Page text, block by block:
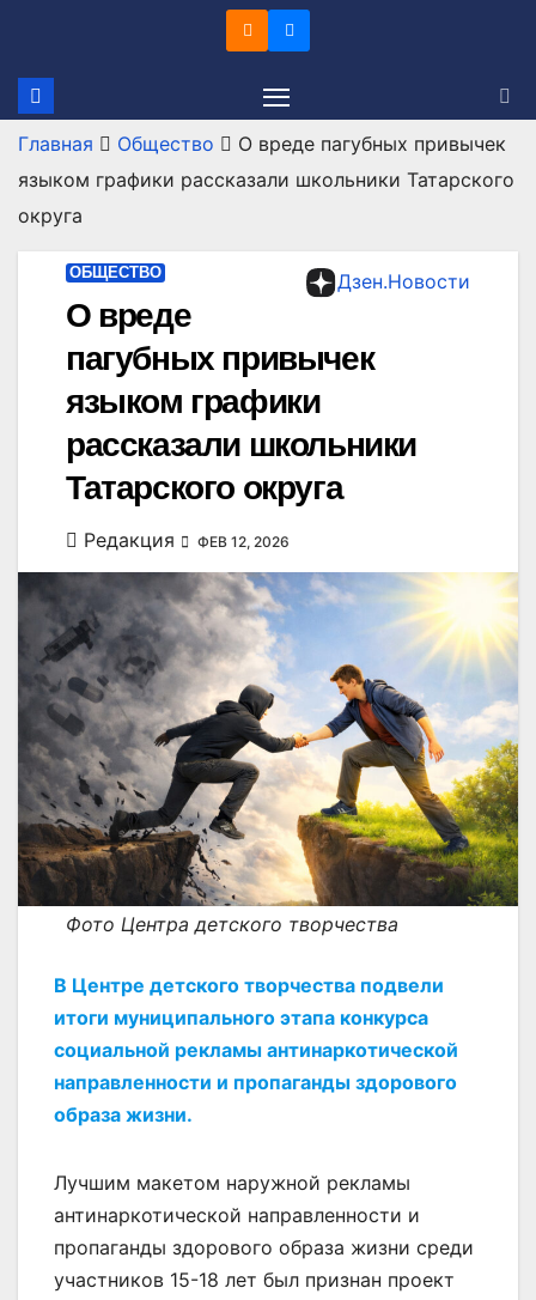
содержимому
Главная Общество
О вреде пагубных привычек
языком графики рассказали школьники Татарского
округа
Дзен.Новости
ОБЩЕСТВО
О вреде
пагубных привычек
языком графики
рассказали школьники
Татарского округа
Редакция ФЕВ 12, 2026
Фото Центра детского творчества
В Центре детского творчества подвели
итоги муниципального этапа конкурса
социальной рекламы антинаркотической
направленности и пропаганды здорового
образа жизни.
Лучшим макетом наружной рекламы
антинаркотической направленности и
пропаганды здорового образа жизни среди
участников 15-18 лет был признан проект